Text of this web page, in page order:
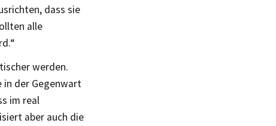
dass sie
alle
werden.
in der Gegenwart
im real
aber auch die